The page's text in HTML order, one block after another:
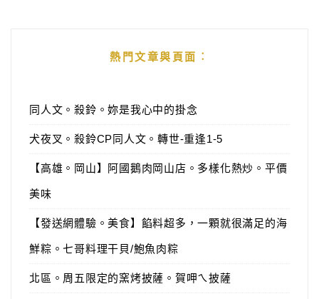
熱門文章與頁面︰
同人文。殺鈴。妳是我心中的掛念
犬夜叉。殺鈴CP同人文。轉世-重逢1-5
【高雄。岡山】阿國鵝肉岡山店。多樣化熱炒。平價
美味
【發送網體驗。美食】餡料超多，一顆就很滿足的海
鮮粽。七哥料理干貝/鮑魚肉粽
北區。周五限定的窯烤披薩。賀呷ㄟ披薩